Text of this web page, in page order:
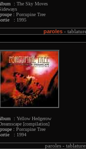
: The Sky Moves
: Porcupine Tree
: 1995
paroles-
: Yellow Hedgerow
[compilation]
: Porcupine Tree
: 1994
paroles -